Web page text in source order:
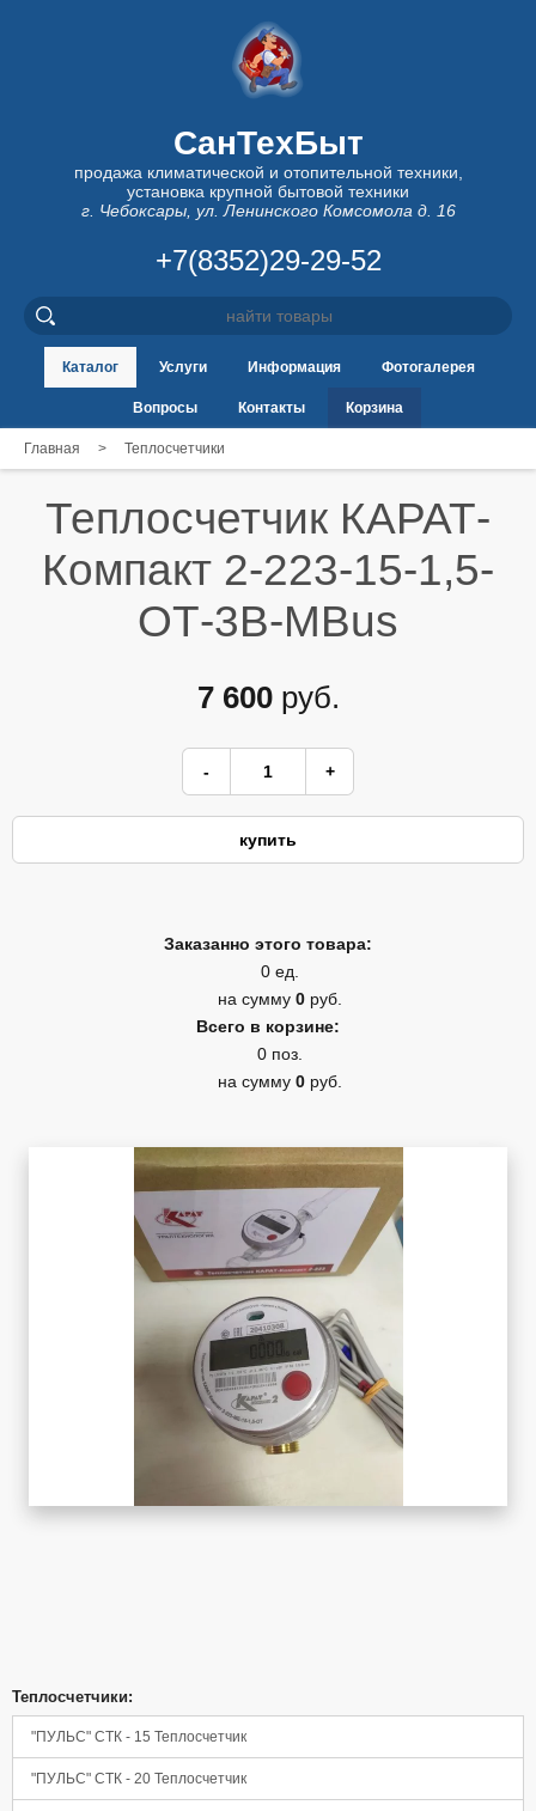
СанТехБыт
продажа климатической и отопительной техники,
установка крупной бытовой техники
г. Чебоксары, ул. Ленинского Комсомола д. 16
+7(8352)29-29-52
Каталог Услуги Информация Фотогалерея
Вопросы Контакты Корзина
Главная > Теплосчетчики
Теплосчетчик КАРАТ-
Компакт 2-223-15-1,5-
ОТ-3В-МBus
7 600руб.
Заказанно этого товара:
0 ед.
на сумму 0 руб.
Всего в корзине:
0 поз.
на сумму 0 руб.
Теплосчетчики:
"ПУЛЬС" СТК - 15 Теплосчетчик
"ПУЛЬС" СТК - 20 Теплосчетчик